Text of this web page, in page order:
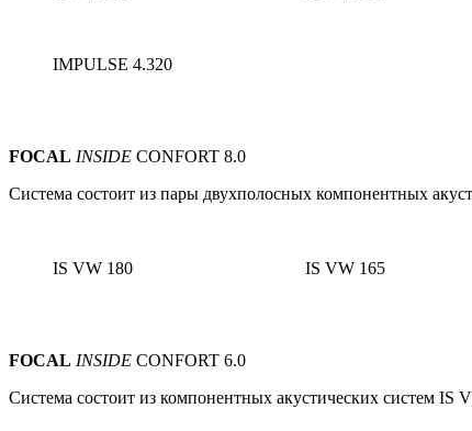
IMPULSE 4.320
FOCAL INSIDE CONFORT 8.0
Система состоит из пары двухполосных компонентных
IS VW 180 IS VW 165
FOCAL INSIDE CONFORT 6.0
Система состоит из компонентных акустических систем IS